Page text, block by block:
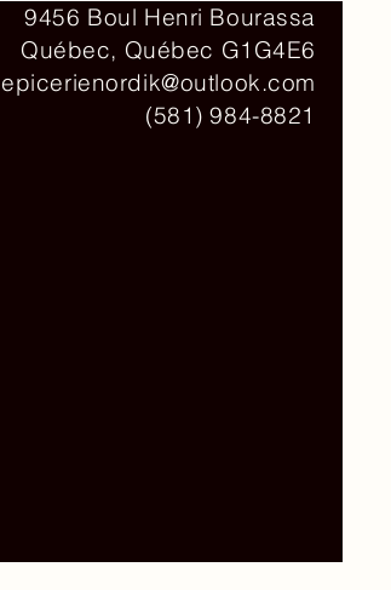
9456 Boul Henri Bourassa
Québec, Québec G1G4E6
epicerienordik@outlook.com
(581) 984-8821